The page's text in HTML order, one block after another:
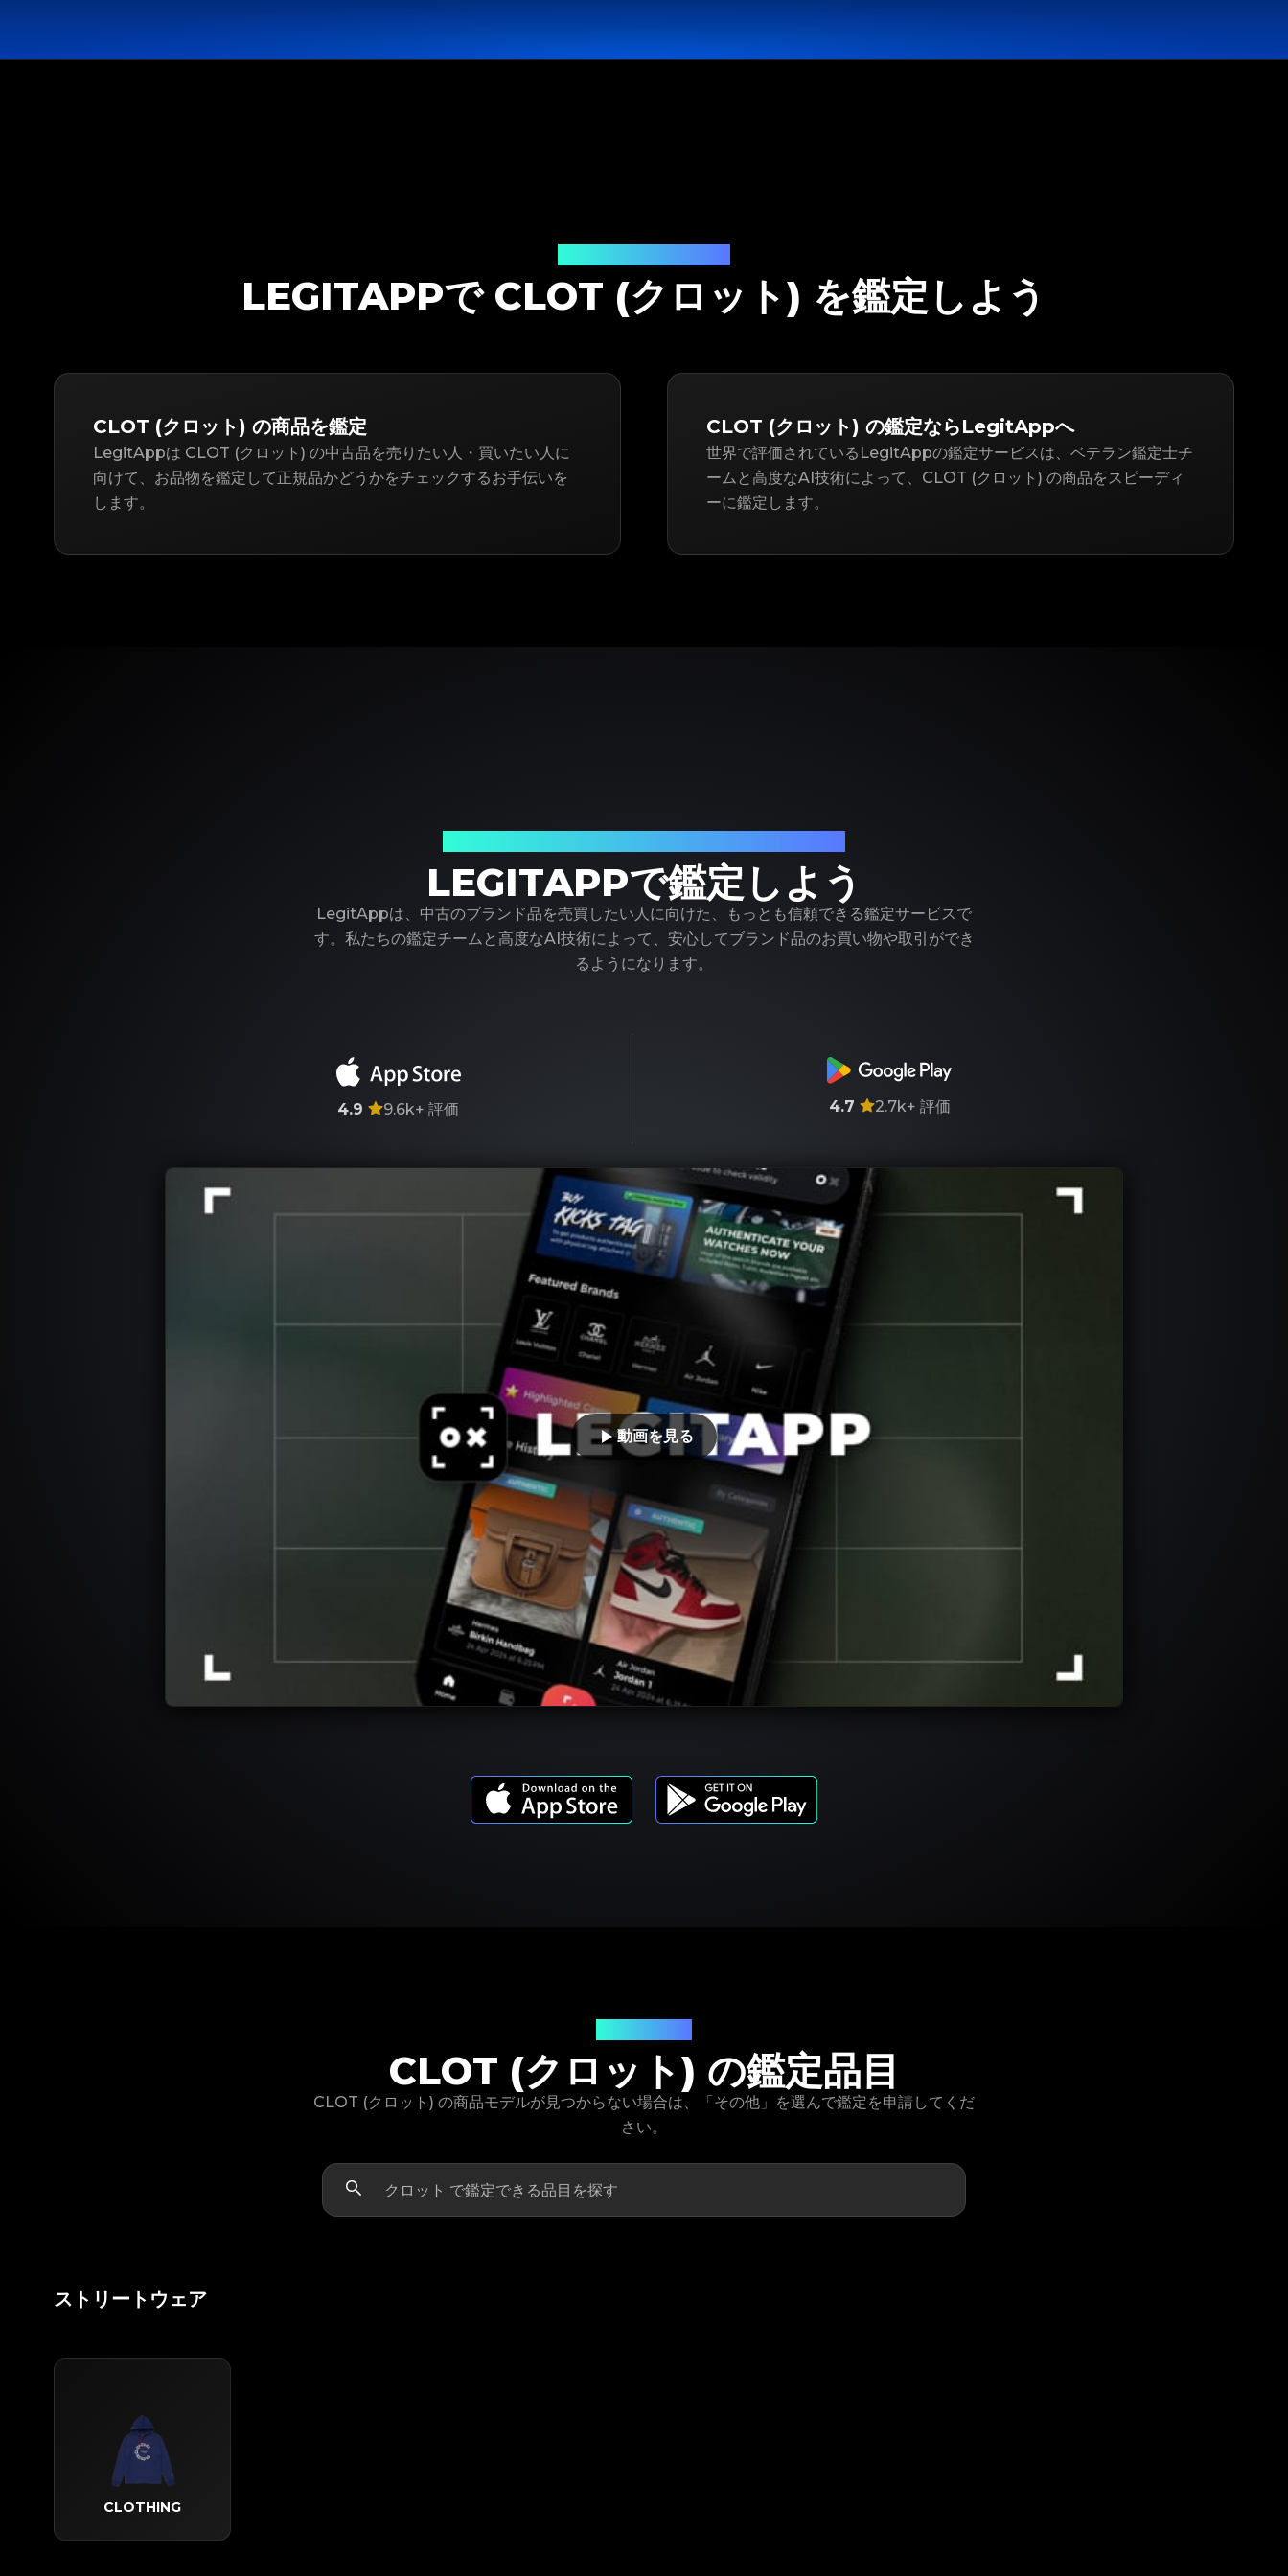
LEGITAPPで CLOT (クロット) を鑑定しよう
CLOT (クロット) の商品を鑑定
LegitAppは CLOT (クロット) の中古品を売りたい人・買いたい人に
向けて、お品物を鑑定して正規品かどうかをチェックするお手伝いを
します。
CLOT (クロット) の鑑定ならLegitAppへ
世界で評価されているLegitAppの鑑定サービスは、ベテラン鑑定士チ
ームと高度なAI技術によって、CLOT (クロット) の商品をスピーディ
ーに鑑定します。
LEGITAPPで鑑定しよう
LegitAppは、中古のブランド品を売買したい人に向けた、もっとも信頼できる鑑定サービスで
す。私たちの鑑定チームと高度なAI技術によって、安心してブランド品のお買い物や取引ができ
るようになります。
4.9 9.6k+ 評価 4.7 2.7k+ 評価
動画を見る
CLOT (クロット) の鑑定品目
CLOT (クロット) の商品モデルが見つからない場合は、「その他」を選んで鑑定を申請してくだ
さい。
ストリートウェア
CLOTHING